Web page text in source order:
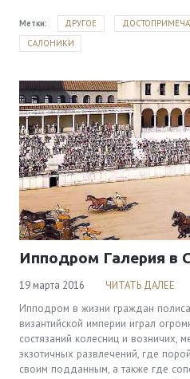
Метки: ДРУГОЕ
САЛОНИКИ
Ипподром Галерия в
19 марта 2016
ЧИТАТЬ ДАЛЕЕ
Ипподром в жизни граждан
византийской империи играл
состязаний колесниц и возничих,
экзотичных развлечений, где
своим подданным, а также где